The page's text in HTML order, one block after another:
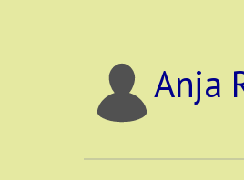
Anja